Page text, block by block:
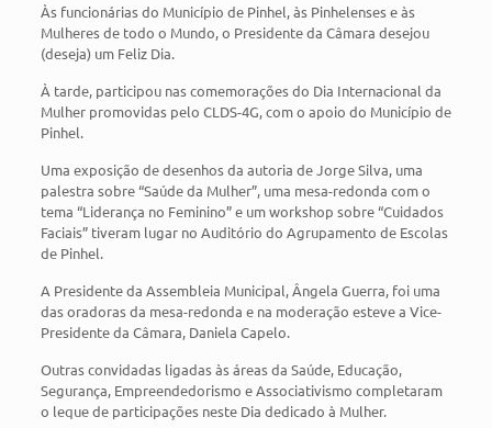
Às funcionárias do Município de Pinhel, às Pinhelenses e às
Mulheres de todo o Mundo, o Presidente da Câmara desejou
(deseja) um Feliz Dia.
À tarde, participou nas comemorações do Dia Internacional da
Mulher promovidas pelo CLDS-4G, com o apoio do Município de
Pinhel.
Uma exposição de desenhos da autoria de Jorge Silva, uma
palestra sobre “Saúde da Mulher”, uma mesa-redonda com o
tema “Liderança no Feminino” e um workshop sobre “Cuidados
Faciais” tiveram lugar no Auditório do Agrupamento de Escolas
de Pinhel.
A Presidente da Assembleia Municipal, Ângela Guerra, foi uma
das oradoras da mesa-redonda e na moderação esteve a Vice-
Presidente da Câmara, Daniela Capelo.
Outras convidadas ligadas às áreas da Saúde, Educação,
Segurança, Empreendedorismo e Associativismo completaram
o leque de participações neste Dia dedicado à Mulher.